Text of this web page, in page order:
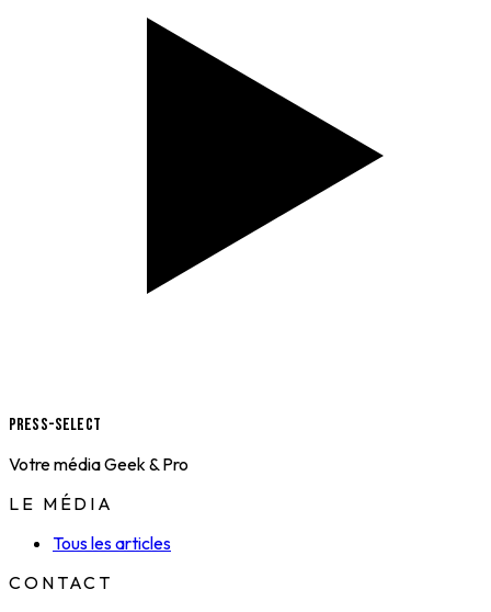
Press-Select
Votre média Geek & Pro
LE MÉDIA
Tous les articles
CONTACT